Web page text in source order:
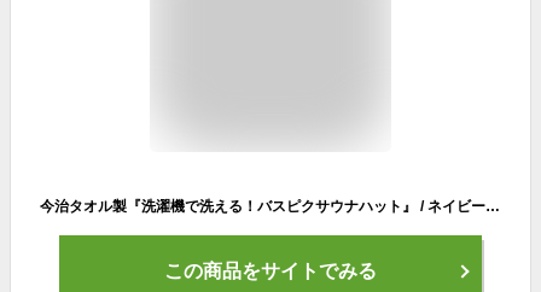
今治タオル製『洗濯機で洗える！バスピクサウナハット』 / ネイビー イエロー (ネイビー/紺色)
この商品をサイトでみる